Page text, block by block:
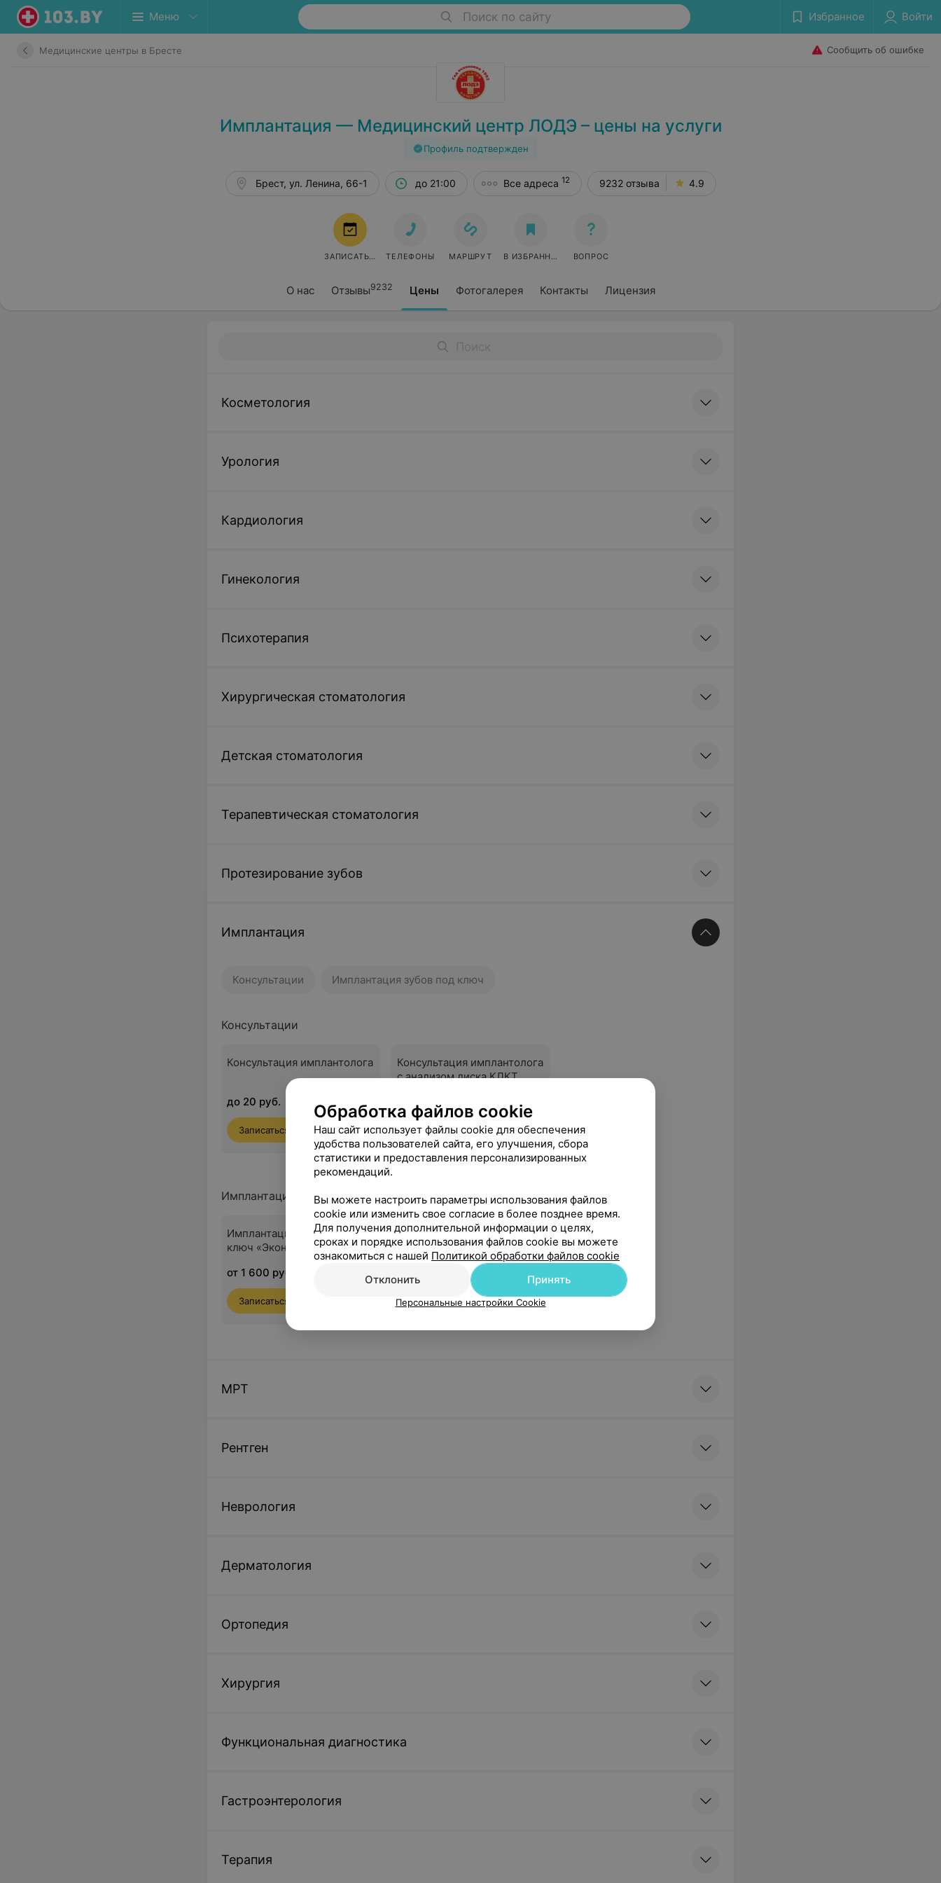
Меню Поиск по сайту Избранное Войти
Медицинские центры в Бресте Сообщить об ошибке
Имплантация — Медицинский центр ЛОДЭ – цены на услуги
Профиль подтвержден
О нас Отзывы9232 Цены Фотогалерея Контакты Лицензия
Брест, ул. Ленина, 66-1 до 21:00 Все адреса 12 9232 отзыва 4.9
ЗАПИСАТЬСЯ ТЕЛЕФОНЫ МАРШРУТ В ИЗБРАННОЕ ВОПРОС
Косметология
Урология
Кардиология
Гинекология
Психотерапия
Хирургическая стоматология
Детская стоматология
Терапевтическая стоматология
Протезирование зубов
Имплантация
Консультации Имплантация зубов под ключ
Консультации
Консультация имплантолога
до 20 руб.
Записаться
Консультация имплантолога
с анализом диска КЛКТ
до 45 руб.
Записаться
Имплантация зубов под ключ
Имплантация зубов под
ключ «Эконом»
от 1 600 руб.
Записаться
Имплантация зубов под
ключ «Премиум»
Записаться
МРТ
Рентген
Неврология
Дерматология
Ортопедия
Хирургия
Функциональная диагностика
Гастроэнтерология
Терапия
Обработка файлов cookie
Наш сайт использует файлы cookie для обеспечения
удобства пользователей сайта, его улучшения, сбора
статистики и предоставления персонализированных
рекомендаций.
Вы можете настроить параметры использования файлов
cookie или изменить свое согласие в более позднее время.
Для получения дополнительной информации о целях,
сроках и порядке использования файлов cookie вы можете
ознакомиться с нашей Политикой обработки файлов cookie
Отклонить
Принять
Персональные настройки Cookie